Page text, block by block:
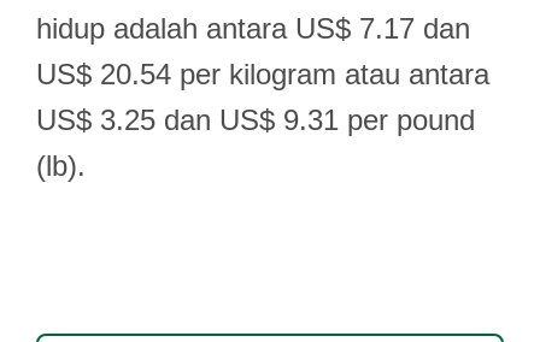
hidup adalah antara US$ 7.17 dan
US$ 20.54 per kilogram atau antara
US$ 3.25 dan US$ 9.31 per pound
(lb).